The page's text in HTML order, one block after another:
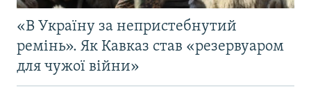
«В Україну за непристебнутий
ремінь». Як Кавказ став «резервуаром
для чужої війни»